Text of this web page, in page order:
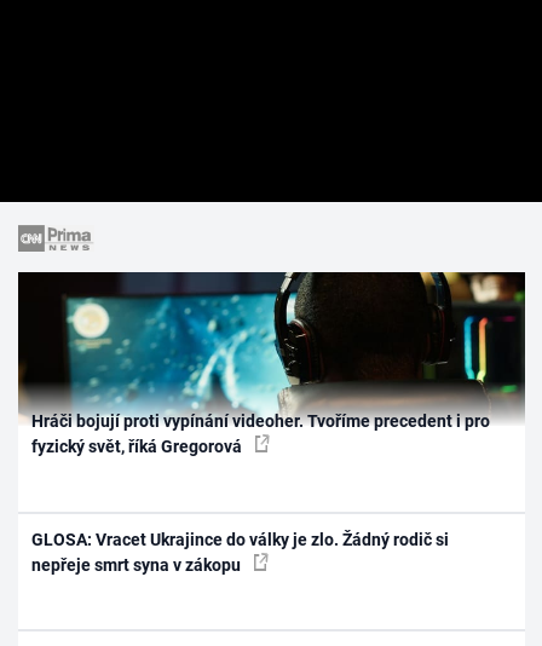
Hráči bojují proti vypínání videoher. Tvoříme precedent i pro
fyzický svět, říká Gregorová
GLOSA: Vracet Ukrajince do války je zlo. Žádný rodič si
nepřeje smrt syna v zákopu